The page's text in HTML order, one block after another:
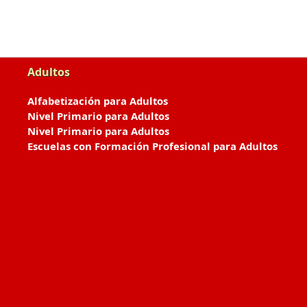
Adultos
Alfabetización para Adultos
Nivel Primario para Adultos
Nivel Primario para Adultos
Escuelas con Formación Profesional para Adultos